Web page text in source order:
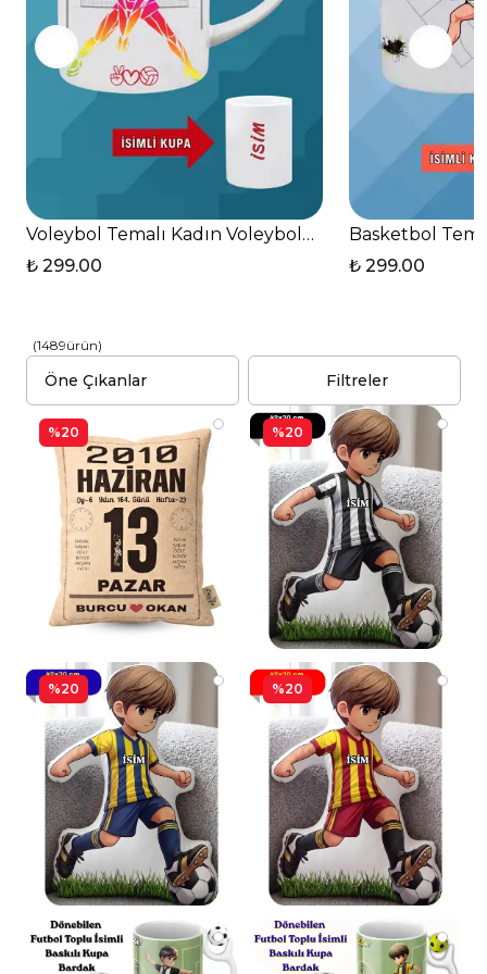
Voleybol Temalı Kadın Voleybolcu Kalpli Kulp Kupa
₺ 299.00
Basketbol
₺ 299.00
(1489ürün)
Filtreler
%20 %20
%20 %20